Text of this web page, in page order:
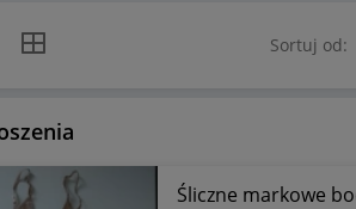
listy
Widok siatki Sortuj od:
Śliczne markowe